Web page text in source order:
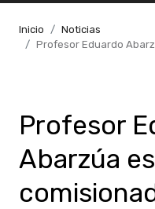
Inicio
Noticias
Profesor Eduardo
Profesor
Abarzúa